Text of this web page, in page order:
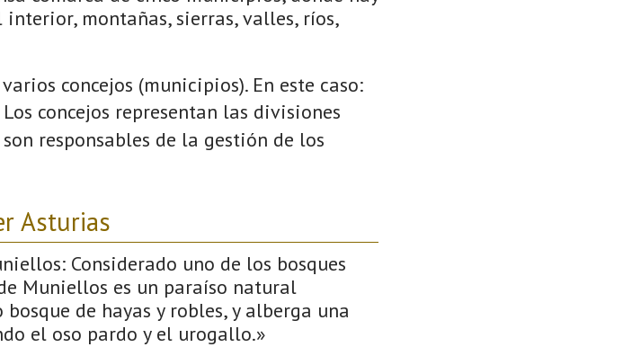
montañas, sierras, valles, ríos,
concejos (municipios). En este caso:
Los concejos representan las divisiones
responsables de la gestión de los
Asturias
Considerado uno de los bosques
Muniellos es un paraíso natural
de hayas y robles, y alberga una
el oso pardo y el urogallo.»